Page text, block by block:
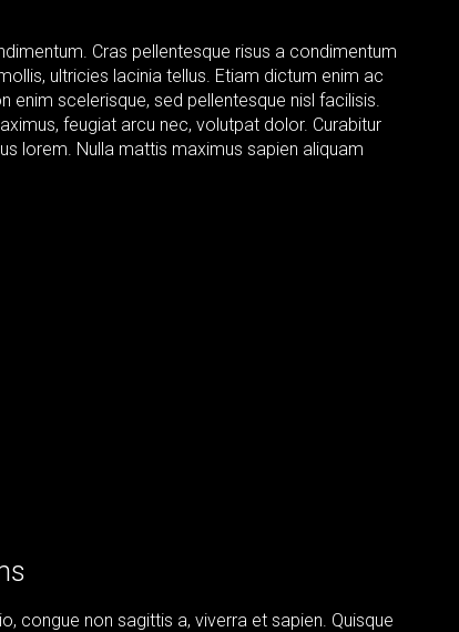
Cras pellentesque risus a condimentum
ultricies lacinia tellus. Etiam dictum enim ac
enim scelerisque, sed pellentesque nisl facilisis.
feugiat arcu nec, volutpat dolor. Curabitur
lorem. Nulla mattis maximus sapien aliquam
congue non sagittis a, viverra et sapien. Quisque